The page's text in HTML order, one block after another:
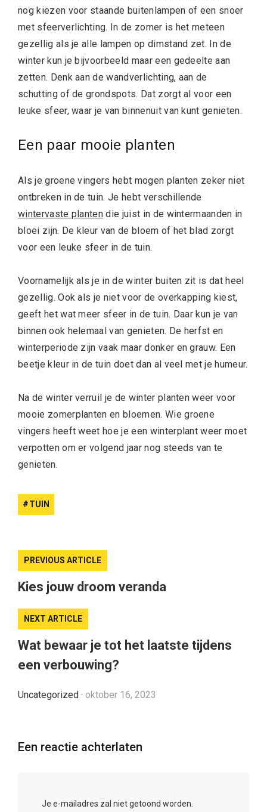
nog kiezen voor staande buitenlampen of een snoer
met sfeerverlichting. In de zomer is het meteen
gezellig als je alle lampen op dimstand zet. In de
winter kun je bijvoorbeeld maar een gedeelte aan
zetten. Denk aan de wandverlichting, aan de
schutting of de grondspots. Dat zorgt al voor een
leuke sfeer, waar je van binnenuit van kunt genieten.
Een paar mooie planten
Als je groene vingers hebt mogen planten zeker niet
ontbreken in de tuin. Je hebt verschillende
wintervaste planten die juist in de wintermaanden in
bloei zijn. De kleur van de bloem of het blad zorgt
voor een leuke sfeer in de tuin.
Voornamelijk als je in de winter buiten zit is dat heel
gezellig. Ook als je niet voor de overkapping kiest,
geeft het wat meer sfeer in de tuin. Daar kun je van
binnen ook helemaal van genieten. De herfst en
winterperiode zijn vaak maar donker en grauw. Een
beetje kleur in de tuin doet dan al veel met je humeur.
Na de winter verruil je de winter planten weer voor
mooie zomerplanten en bloemen. Wie groene
vingers heeft weet hoe je een winterplant weer moet
verpotten om er volgend jaar nog steeds van te
genieten.
TUIN
PREVIOUS ARTICLE
Kies jouw droom veranda
NEXT ARTICLE
Wat bewaar je tot het laatste tijdens
een verbouwing?
Uncategorized · oktober 16, 2023
Een reactie achterlaten
Je e-mailadres zal niet getoond worden.